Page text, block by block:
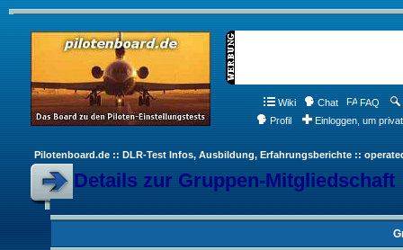
Wiki Chat FAQ
Profil
Einloggen, um
Pilotenboard.de :: DLR-Test Infos, Ausbildung, Erfahrungsberichte ::
Details zur Gruppen-Mitgliedschaft